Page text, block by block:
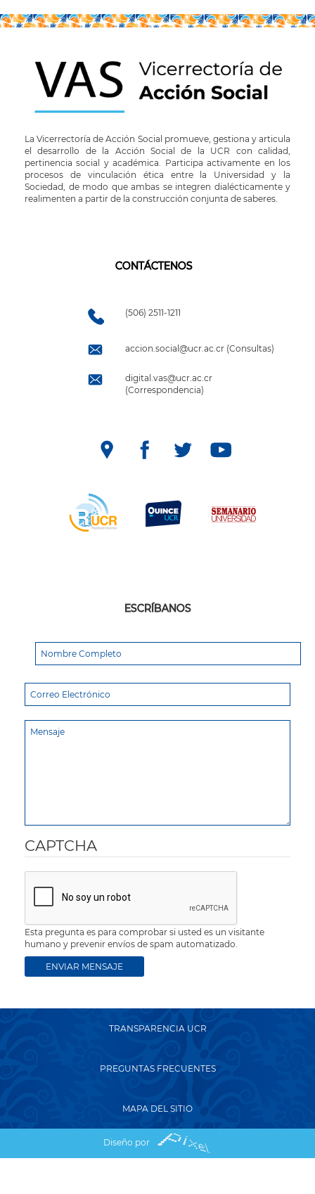
La Vicerrectoría de Acción Social promueve, gestiona y articula
el desarrollo de la Acción Social de la UCR con calidad,
pertinencia social y académica. Participa activamente en los
procesos de vinculación ética entre la Universidad y la
Sociedad, de modo que ambas se integren dialécticamente y
realimenten a partir de la construcción conjunta de saberes.
CONTÁCTENOS
(506) 2511-1211
accion.social@ucr.ac.cr (Consultas)
digital.vas@ucr.ac.cr
(Correspondencia)
ESCRÍBANOS
CAPTCHA
Esta pregunta es para comprobar si usted es un visitante
humano y prevenir envíos de spam automatizado.
TRANSPARENCIA UCR
PREGUNTAS FRECUENTES
MAPA DEL SITIO
Diseño por